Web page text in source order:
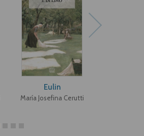
Eulin
María Josefina Cerutti